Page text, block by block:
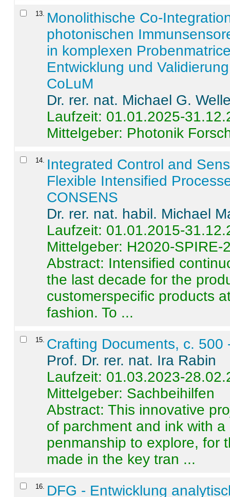
13
Monolithische Co-
photonischen
in komplexen
Entwicklung und
CoLuM
Dr. rer. nat. Michael G.
Laufzeit: 01.01.2025-
Mittelgeber: Photonik
14
Integrated Control and
Flexible Intensified
CONSENS
Dr. rer. nat. habil. Michael
Laufzeit: 01.01.2015-
Mittelgeber: H2020-SPIRE-
Abstract: Intensified
the last decade for the
customerspecific products
fashion. To ...
15 Crafting Documents, c. 500
Prof. Dr. rer. nat. Ira Rabin
Laufzeit: 01.03.2023-
Mittelgeber: Sachbeihilfen
Abstract:This innovative
of parchment and ink with
penmanship to explore, for
made in the key tran ...
16
DFG - Entwicklung